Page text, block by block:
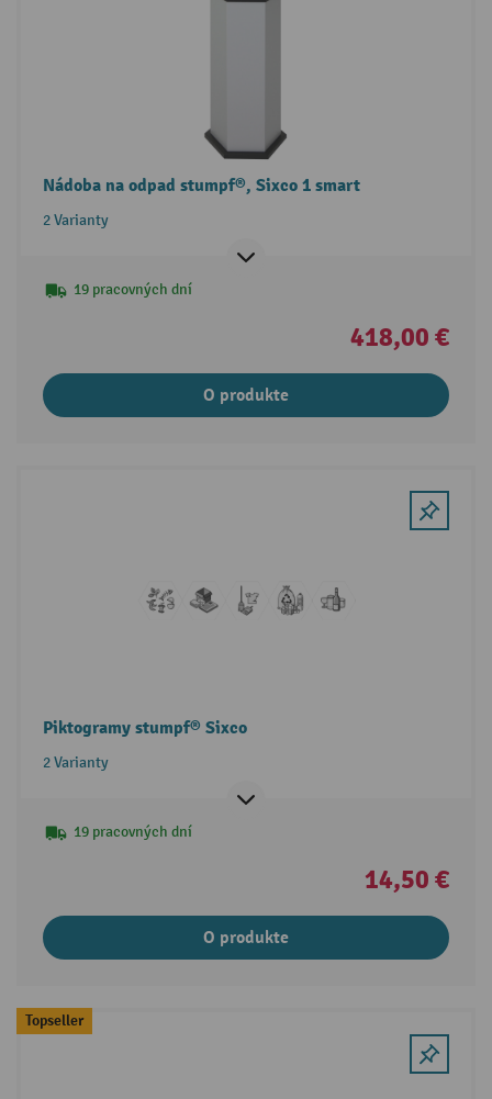
Nádoba na odpad stumpf®, Sixco 1 smart
2 Varianty
19 pracovných dní
418,00 €
O produkte
Piktogramy stumpf® Sixco
2 Varianty
19 pracovných dní
14,50 €
O produkte
Topseller